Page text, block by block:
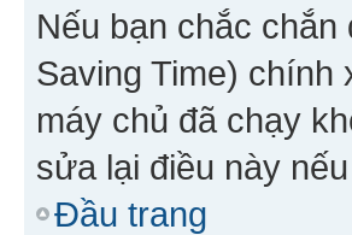
Nếu bạn chắc
Saving Time)
máy chủ đã chạy
sửa lại điều này
Đầu trang